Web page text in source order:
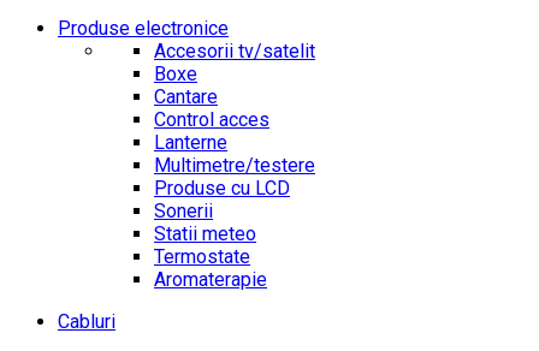
Produse electronice
Accesorii tv/satelit
Boxe
Cantare
Control acces
Lanterne
Multimetre/testere
Produse cu LCD
Sonerii
Statii meteo
Termostate
Aromaterapie
Cabluri